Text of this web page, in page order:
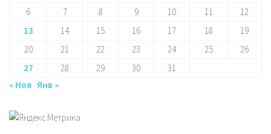
6
7 8 9 10 11
12
13
14 15 16 17 18
19
20
21 22 23 24 25
26
27
28 29 30
31
« Ноя Янв »